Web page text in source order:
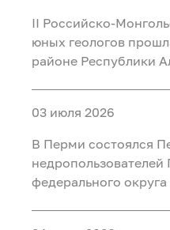
II
юных геологов прошла в
районе Республики
03 июля 2026
В Перми состоялся Первый форум
федерального округа